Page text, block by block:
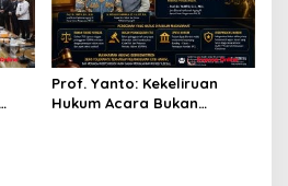
Prof. Yanto: Kekeliruan
Hukum Acara Bukan